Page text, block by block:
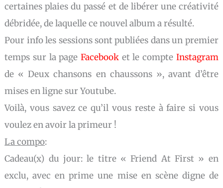
certaines plaies du passé et de libérer une créativité
débridée, de laquelle ce nouvel album a résulté.
Pour info les sessions sont publiées dans un premier
temps sur la page Facebook et le compte Instagram
de « Deux chansons en chaussons », avant d’être
mises en ligne sur Youtube.
Voilà, vous savez ce qu’il vous reste à faire si vous
voulez en avoir la primeur !
La compo:
Cadeau(x) du jour: le titre « Friend At First » en
exclu, avec en prime une mise en scène digne de